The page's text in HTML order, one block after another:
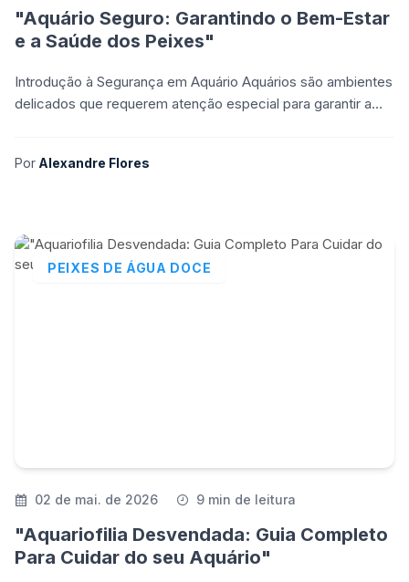
"Aquário Seguro: Garantindo o Bem-Estar
e a Saúde dos Peixes"
Introdução à Segurança em Aquário Aquários são ambientes
delicados que requerem atenção especial para garantir a
Por Alexandre Flores
PEIXES DE ÁGUA DOCE
02 de mai. de 2026 9 min de leitura
"Aquariofilia Desvendada: Guia Completo
Para Cuidar do seu Aquário"